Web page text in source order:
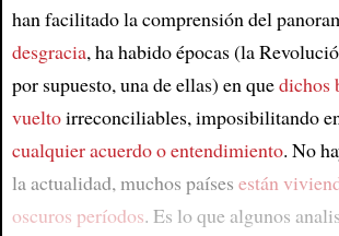
han facilitado la comprensión del
desgracia, ha habido épocas (la
por supuesto, una de ellas) en quedichos
vueltoirreconciliables, imposibilitando
cualquier acuerdo o entendimiento. No
la actualidad, muchos países están
oscuros períodos. Es lo que algunos